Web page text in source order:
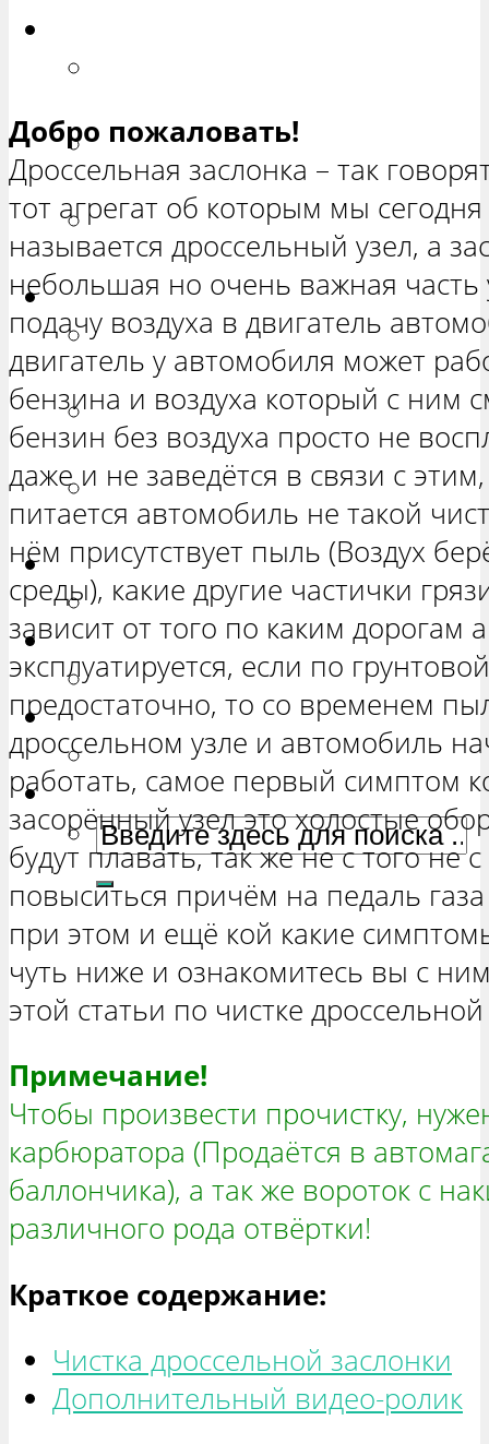
РЕМОНТ ВАЗ 2171 «ПРИОРА
УНИВЕРСАЛ»
РЕМОНТ ВАЗ 2172 «ПРИОРА
ХЕТЧБЭК»
Нива
РЕМОНТ ВАЗ 21213 «НИВА
ТРЕХ-ДВЕРНАЯ»
ВАЗ 21214 «НИВА ТРЕХ-
ДВЕРНАЯ»
РЕМОНТ ВАЗ 2131 «НИВА
ЧЕТЫРЕХ-ДВЕРНАЯ»
Гранта
РЕМОНТ ВАЗ 2190 «ГРАНТА»
Ока
РЕМОНТ ВАЗ 1111 «ОКА»
Ларгус
РЕМОНТ ЛАДА ЛАРГУС
Добро пожаловать!
Дроссельная заслонка – так
тот агрегат об которым мы
называется дроссельный узел, а
небольшая но очень важная часть
подачу воздуха в двигатель
двигатель у автомобиля может
бензина и воздуха который с ним
бензин без воздуха просто не
даже и не заведётся в связи с
питается автомобиль не такой
нём присутствует пыль (Воздух
среды), какие другие частички
зависит от того по каким дорогам
эксплуатируется, если по
предостаточно, то со временем
дроссельном узле и автомобиль
работать, самое первый симптом
засорённый узел это холостые
будут плавать, так же не с того не
повыситься причём на педаль
при этом и ещё кой какие
чуть ниже и ознакомитесь вы с
этой статьи по чистке
Примечание!
Чтобы произвести прочистку,
карбюратора (Продаётся в
баллончика), а так же вороток с
различного рода отвёртки!
Краткое содержание:
Чистка дроссельной заслонки
Дополнительный видео-ролик